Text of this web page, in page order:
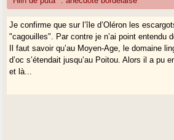
Je confirme que sur l’île d’Oléron les
"cagouilles". Par contre je n’ai point entendu
Il faut savoir qu’au Moyen-Age, le domaine
d’oc s’étendait jusqu’au Poitou. Alors il a pu
et là...